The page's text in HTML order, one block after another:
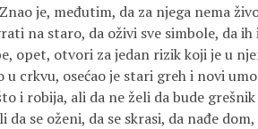
je, međutim, da za njega nema
na staro, da oživi sve simbole, da
opet, otvori za jedan rizik koji je u
u crkvu, osećao je stari greh i novi
i robija, ali da ne želi da bude
da se oženi, da se skrasi, da nađe